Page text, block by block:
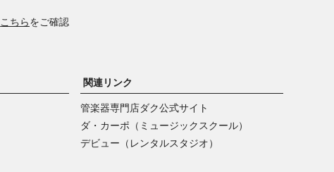
こちらをご確認
関連リンク
管楽器専門店ダク公式サイト
ダ・カーポ（ミュージックスクール）
デビュー（レンタルスタジオ）